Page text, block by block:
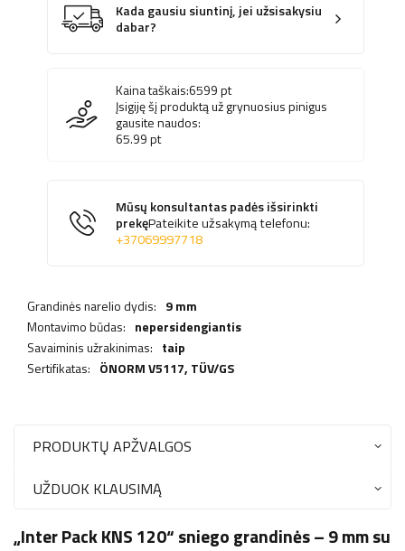
Kada gausiu siuntinį, jei užsisakysiu
dabar?
Kaina taškais:6599pt
Įsigiję šį produktą už grynuosius pinigus
gausite naudos:
65.99pt
Mūsų konsultantas padės išsirinkti
prekęPateikite užsakymą telefonu:
+37069997718
Grandinės narelio dydis: 9 mm
Montavimo būdas: nepersidengiantis
Savaiminis užrakinimas: taip
Sertifikatas: ÖNORM V5117, TÜV/GS
PRODUKTŲ APŽVALGOS
UŽDUOK KLAUSIMĄ
„Inter Pack KNS 120“ sniego grandinės – 9 mm su